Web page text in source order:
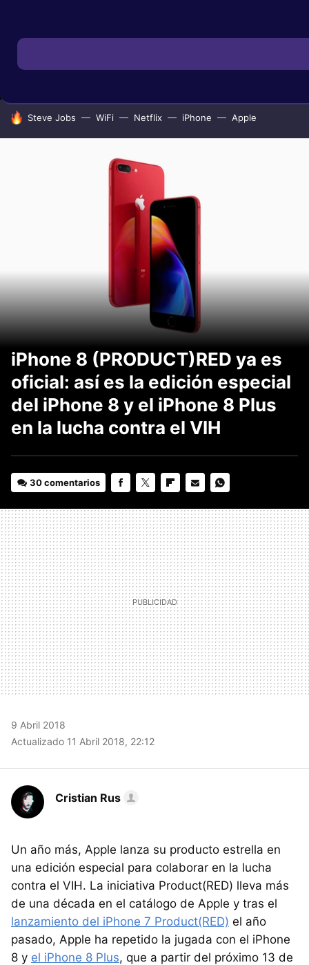
MENÚ NUEVO
HOY SE HABLA DE
Steve Jobs WiFi Netflix iPhone Apple
iPhone 8 (PRODUCT)RED ya es
oficial: así es la edición especial
del iPhone 8 y el iPhone 8 Plus
en la lucha contra el VIH
30 comentarios
MAIL
9 Abril 2018
Actualizado 11 Abril 2018, 22:12
Cristian Rus
Un año más, Apple lanza su producto estrella en
una edición especial para colaborar en la lucha
contra el VIH. La iniciativa Product(RED) lleva más
de una década en el catálogo de Apple y tras el
lanzamiento del iPhone 7 Product(RED) el año
pasado, Apple ha repetido la jugada con el iPhone
8 y el iPhone 8 Plus, que a partir del próximo 13 de